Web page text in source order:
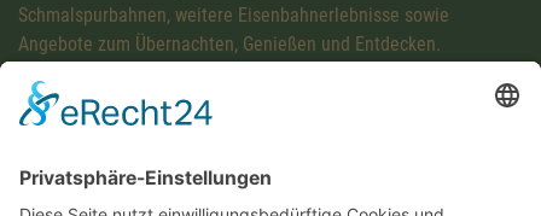
Schmalspurbahnen, weitere Eisenbahnerlebnisse sowie
Angebote zum Übernachten, Genießen und Entdecken.